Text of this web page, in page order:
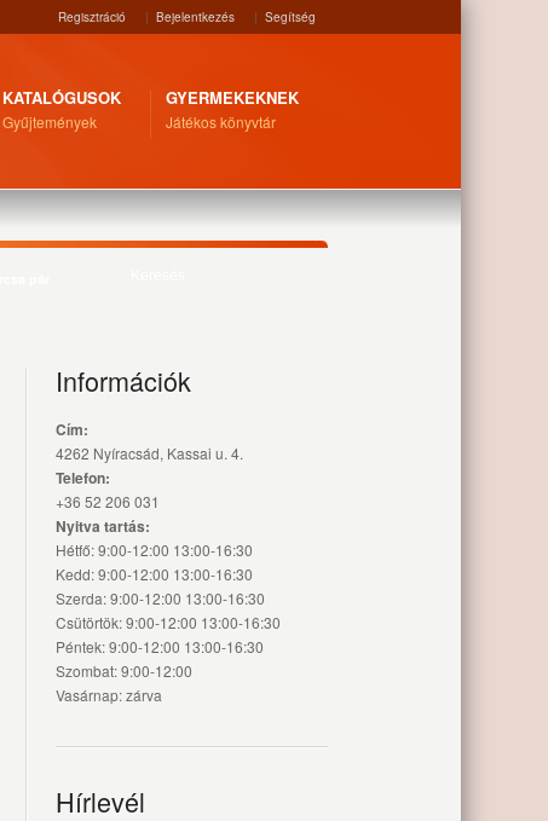
Regisztráció | Bejelentkezés | Segítség
KATALÓGUSOK
Gyűjtemények
GYERMEKEKNEK
Játékos könyvtár
Információk
Cím:
4262 Nyíracsád, Kassai u. 4.
Telefon:
+36 52 206 031
Nyitva tartás:
Hétfő: 9:00-12:00 13:00-16:30
Kedd: 9:00-12:00 13:00-16:30
Szerda: 9:00-12:00 13:00-16:30
Csütörtök: 9:00-12:00 13:00-16:30
Péntek: 9:00-12:00 13:00-16:30
Szombat: 9:00-12:00
Vasárnap: zárva
Hírlevél